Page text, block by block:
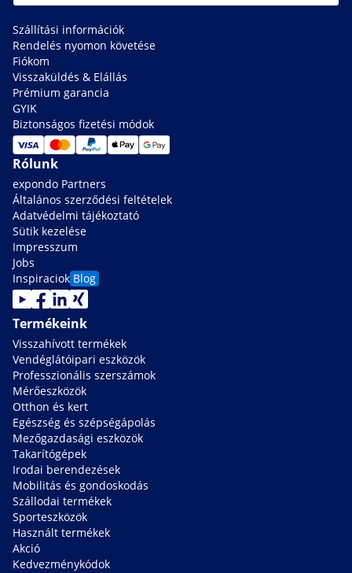
Szállítási információk
Rendelés nyomon követése
Fiókom
Visszaküldés & Elállás
Prémium garancia
GYIK
Biztonságos fizetési módok
Rólunk
expondo Partners
Általános szerződési feltételek
Adatvédelmi tájékoztató
Sütik kezelése
Impresszum
Jobs
Inspiraciok Blog
Termékeink
Visszahívott termékek
Vendéglátóipari eszközök
Professzionális szerszámok
Mérőeszközök
Otthon és kert
Egészség és szépségápolás
Mezőgazdasági eszközök
Takarítógépek
Irodai berendezések
Mobilitás és gondoskodás
Szállodai termékek
Sporteszközök
Használt termékek
Akció
Kedvezménykódok